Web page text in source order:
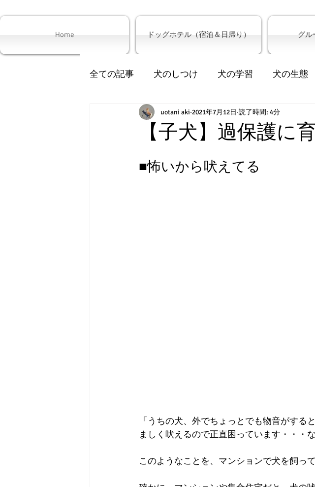
Home ドッグホテル（宿泊＆日帰り） グル
全ての記事 犬のしつけ 犬の学習 犬の生態
犬の散歩 サロン 子供の教育
【子犬】過保護に
uotani aki 2021年7月12日 読了時間: 4分
■怖いから吠えてる
「うちの犬、外でちょっとでも物音がす
ましく吠えるので正直困っています・・・
このようなことを、マンションで犬を飼っ